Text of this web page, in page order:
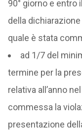
90° giorno e
della dichiarazione
quale è stata
ad 1/7 del
termine per la
relativa all’anno
commessa la
presentazione